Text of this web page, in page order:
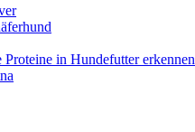
in Hundefutter erkennen